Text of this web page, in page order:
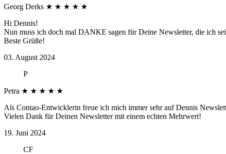
Georg Derks ★ ★ ★ ★ ★
Hi Dennis!
Nun muss ich doch mal DANKE sagen für Deine Newsletter, die ich
Beste Grüße!
03. August 2024
P
Petra ★ ★ ★ ★ ★
Als Contao-Entwicklerin freue ich mich immer sehr auf Dennis
Vielen Dank für Deinen Newsletter mit einem echten Mehrwert!
19. Juni 2024
CF